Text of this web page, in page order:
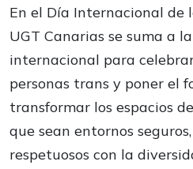
En el Día Internacional de
UGT Canarias se suma a
internacional para
personas trans y poner el
transformar los espacios
que sean entornos
respetuosos con la